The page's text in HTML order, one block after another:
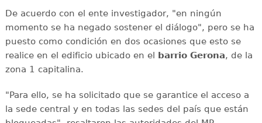
De acuerdo con el ente investigador, "en ningún
momento se ha negado sostener el diálogo", pero se ha
puesto como condición en dos ocasiones que esto se
realice en el edificio ubicado en el barrio Gerona, de la
zona 1 capitalina.
"Para ello, se ha solicitado que se garantice el acceso a
la sede central y en todas las sedes del país que están